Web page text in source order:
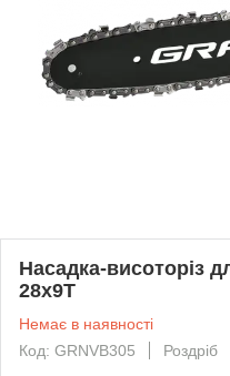
Насадка-висоторіз
28х9Т
Немає в наявності
Код: GRNVB305
Роздріб